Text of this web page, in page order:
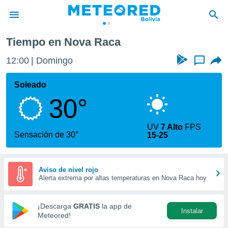
de
ha
calidad.
a este
las
y
forma
digital
basada
Tiempo en Nova Raca
12:00 Domingo ...
Soleado
30°
Sensación de 30°
UV7 Alto FPS
15-25
Aviso de nivel rojo
Alerta extrema por altas temperaturas en Nova Raca hoy
¡Descarga GRATIS la app de
Meteored!
Instalar